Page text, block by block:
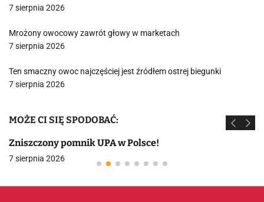
7 sierpnia 2026
Mrożony owocowy zawrót głowy w marketach
7 sierpnia 2026
Ten smaczny owoc najczęściej jest źródłem ostrej biegunki
7 sierpnia 2026
MOŻE CI SIĘ SPODOBAĆ:
Zniszczony pomnik UPA w Polsce!
7 sierpnia 2026